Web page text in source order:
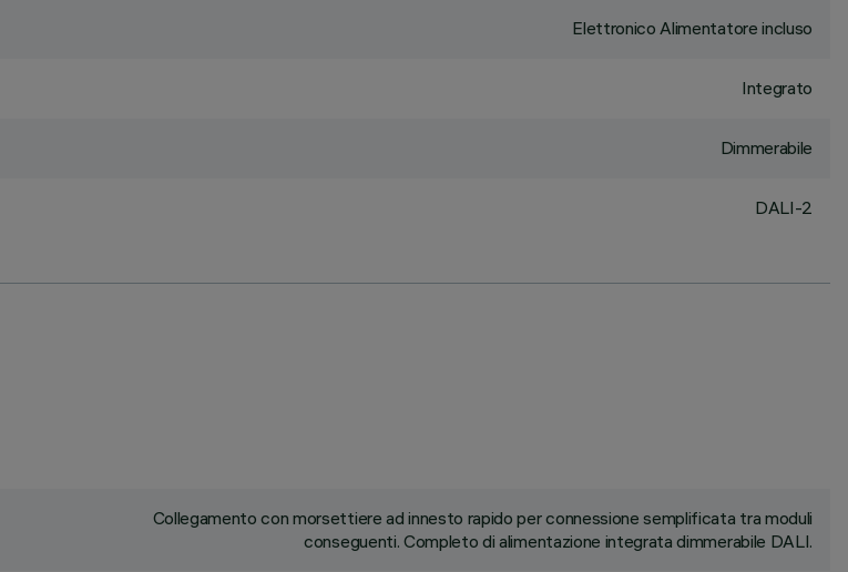
Elettronico Alimentatore incluso
Integrato
Dimmerabile
DALI-2
Collegamento con morsettiere ad innesto rapido per connessione semplificata tra moduli
conseguenti. Completo di alimentazione integrata dimmerabile DALI.